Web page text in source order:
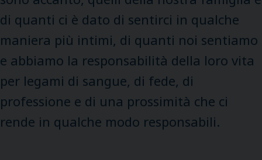
di quanti ci è dato di sentirci in qualche
maniera più intimi, di quanti noi sentiamo
e abbiamo la responsabilità della loro vita
per legami di sangue, di fede, di
professione e di una prossimità che ci
rende in qualche modo responsabili.